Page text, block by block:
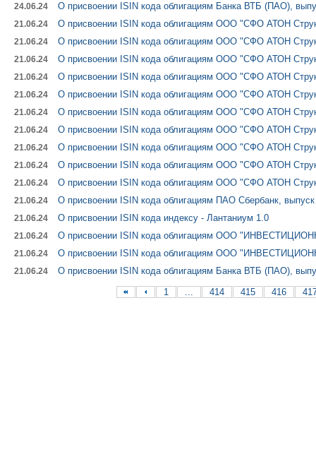
24.06.24 О присвоении ISIN кода облигациям Банка ВТБ (ПАО),
21.06.24 О присвоении ISIN кода облигациям ООО "СФО АТОН
21.06.24 О присвоении ISIN кода облигациям ООО "СФО АТОН
21.06.24 О присвоении ISIN кода облигациям ООО "СФО АТОН
21.06.24 О присвоении ISIN кода облигациям ООО "СФО АТОН
21.06.24 О присвоении ISIN кода облигациям ООО "СФО АТОН
21.06.24 О присвоении ISIN кода облигациям ООО "СФО АТОН
21.06.24 О присвоении ISIN кода облигациям ООО "СФО АТОН
21.06.24 О присвоении ISIN кода облигациям ООО "СФО АТОН
21.06.24 О присвоении ISIN кода облигациям ООО "СФО АТОН
21.06.24 О присвоении ISIN кода облигациям ООО "СФО АТОН
21.06.24 О присвоении ISIN кода облигациям ПАО Сбербанк, выпуск
21.06.24 О присвоении ISIN кода индексу - Лантаниум 1.0
21.06.24 О присвоении ISIN кода облигациям ООО
21.06.24 О присвоении ISIN кода облигациям ООО
21.06.24
О присвоении ISIN кода облигациям Банка ВТБ (ПАО),
1
... 414 415 416